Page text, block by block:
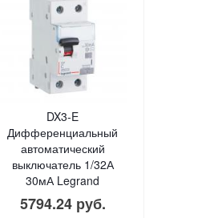
DX3-E
Дифференциальный
автоматический
выключатель 1/32А
30мА Legrand
5794.24 руб.